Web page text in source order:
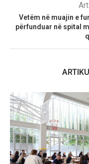
Vetëm në muajin e
përfunduar në spital